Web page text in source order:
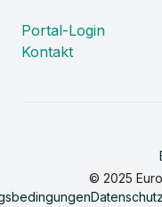
Portal-Login
Kontakt
© 2025